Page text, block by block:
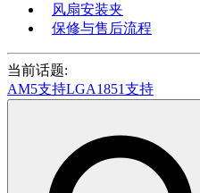
风扇安装夹
保修与售后流程
当前话题:
AM5支持LGA1851支持